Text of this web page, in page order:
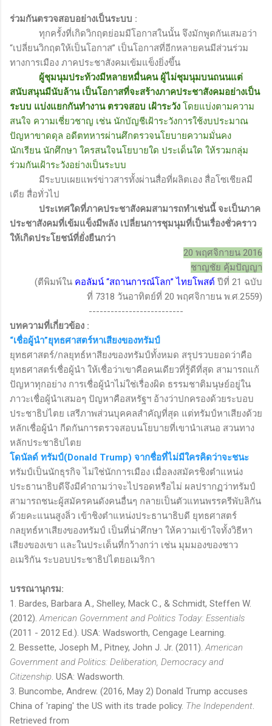
ร่วมกันตรวจสอบอย่างเป็นระบบ :
ทุกครั้งที่เกิดวิกฤตย่อมมีโอกาสในนั้น จึงมักพูดกันเสมอว่า
“เปลี่ยนวิกฤตให้เป็นโอกาส” เป็นโอกาสที่อีกหลายคนมีส่วนร่วม
ทางการเมือง ภาคประชาสังคมเข้มแข็งยิ่งขึ้น
ผู้ชุมนุมประท้วงมีหลายหมื่นคน ผู้ไม่ชุมนุมบนถนนแต่
สนับสนุนมีนับล้าน เป็นโอกาสที่จะสร้างภาคประชาสังคมอย่างเป็น
ระบบ แบ่งแยกกันทำงาน ตรวจสอบ เฝ้าระวัง โดยแบ่งตามความ
สนใจ ความเชี่ยวชาญ เช่น นักบัญชีเฝ้าระวังการใช้งบประมาณ
ปัญหาขาดดุล อดีตทหารผ่านศึกตรวจนโยบายความมั่นคง
นักเรียน นักศึกษา ใครสนใจนโยบายใด ประเด็นใด ให้รวมกลุ่ม
ร่วมกันเฝ้าระวังอย่างเป็นระบบ
มีระบบเผยแพร่ข่าวสารทั้งผ่านสื่อที่ผลิตเอง สื่อโซเชียลมี
เดีย สื่อทั่วไป
ประเทศใดที่ภาคประชาสังคมสามารถทำเช่นนี้ จะเป็นภาค
ประชาสังคมที่เข้มแข็งมีพลัง เปลี่ยนการชุมนุมที่เป็นเรื่องชั่วคราว
ให้เกิดประโยชน์ที่ยั่งยืนกว่า
20 พฤศจิกายน 2016
ชาญชัย คุ้มปัญญา
(ตีพิมพ์ใน คอลัมน์ “สถานการณ์โลก”ไทยโพสต์ ปีที่ 21 ฉบับ
ที่ 7318 วันอาทิตย์ที่ 20 พฤศจิกายน พ.ศ.2559)
--------------------------
บทความที่เกี่ยวข้อง :
“เชื่อผู้นำ”ยุทธศาสตร์หาเสียงของทรัมป์
ยุทธศาสตร์/กลยุทธ์หาสียงของทรัมป์ทั้งหมด สรุปรวบยอดว่าคือ
ยุทธศาสตร์เชื่อผู้นำ ให้เชื่อว่าเขาคือคนเดียวที่รู้ดีที่สุด สามารถแก้
ปัญหาทุกอย่าง การเชื่อผู้นำไม่ใช่เรื่องผิด ธรรมชาติมนุษย์อยู่ใน
ภาวะเชื่อผู้นำเสมอๆ ปัญหาคือสหรัฐฯ อ้างว่าปกครองด้วยระบอบ
ประชาธิปไตย เสรีภาพส่วนบุคคลสำคัญที่สุด แต่ทรัมป์หาเสียงด้วย
หลักเชื่อผู้นำ กีดกันการตรวจสอบนโยบายที่เขานำเสนอ สวนทาง
หลักประชาธิปไตย
โดนัลด์ ทรัมป์(Donald Trump) จากชื่อที่ไม่มีใครคิดว่าจะชนะ
ทรัมป์เป็นนักธุรกิจ ไม่ใช่นักการเมือง เมื่อลงสมัครชิงตำแหน่ง
ประธานาธิบดีจึงมีคำถามว่าจะไปรอดหรือไม่ ผลปรากฏว่าทรัมป์
สามารถชนะผู้สมัครคนดังคนอื่นๆ กลายเป็นตัวแทนพรรครีพับลิกัน
ด้วยคะแนนสูงลิ่ว เข้าชิงตำแหน่งประธานาธิบดี ยุทธศาสตร์
กลยุทธ์หาเสียงของทรัมป์ เป็นที่น่าศึกษา ให้ความเข้าใจทั้งวิธีหา
เสียงของเขา และในประเด็นที่กว้างกว่า เช่น มุมมองของชาว
อเมริกัน ระบอบประชาธิปไตยอเมริกา
บรรณานุกรม:
1. Bardes, Barbara A., Shelley, Mack C., & Schmidt, Steffen W.
(2012).American Government and Politics Today: Essentials
(2011 - 2012 Ed.). USA: Wadsworth, Cengage Learning.
2. Bessette, Joseph M., Pitney, John J. Jr. (2011).American
Government and Politics: Deliberation, Democracy and
Citizenship. USA: Wadsworth.
3. Buncombe, Andrew. (2016, May 2) Donald Trump accuses
China of 'raping' the US with its trade policy. The Independent.
Retrieved from